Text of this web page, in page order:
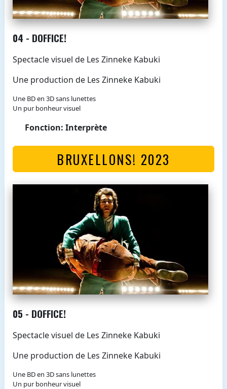
04 - DOFFICE!
Spectacle visuel de Les Zinneke Kabuki
Une production de Les Zinneke Kabuki
Une BD en 3D sans lunettes
Un pur bonheur visuel
Fonction: Interprète
BRUXELLONS! 2023
05 - DOFFICE!
Spectacle visuel de Les Zinneke Kabuki
Une production de Les Zinneke Kabuki
Une BD en 3D sans lunettes
Un pur bonheur visuel